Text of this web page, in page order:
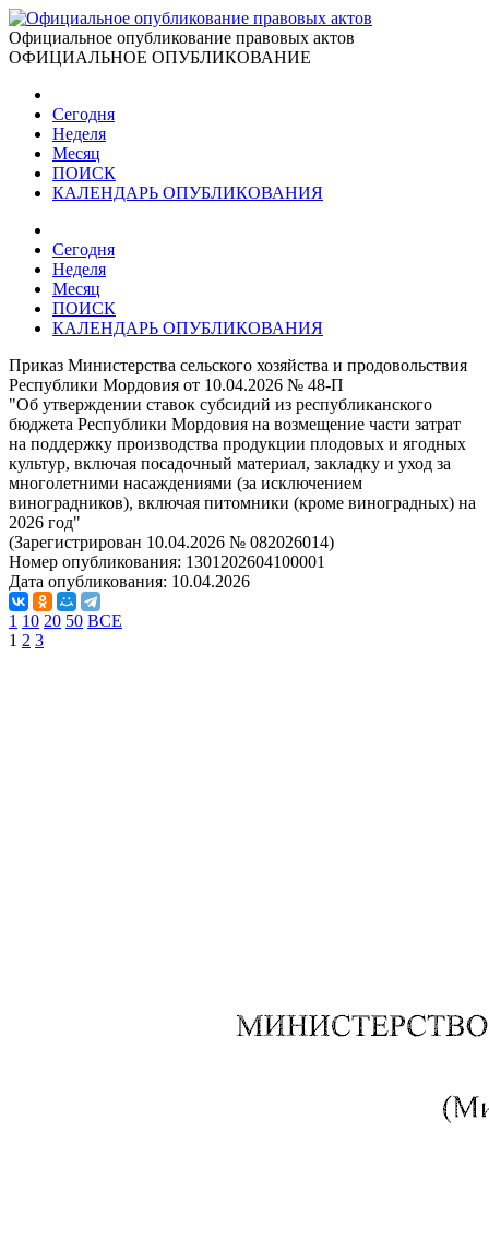
Официальное опубликование правовых актов
ОФИЦИАЛЬНОЕ ОПУБЛИКОВАНИЕ
Сегодня
Неделя
Месяц
ПОИСК
КАЛЕНДАРЬ ОПУБЛИКОВАНИЯ
Сегодня
Неделя
Месяц
ПОИСК
КАЛЕНДАРЬ ОПУБЛИКОВАНИЯ
Приказ Министерства сельского хозяйства и продовольствия
Республики Мордовия от 10.04.2026 № 48-П
"Об утверждении ставок субсидий из республиканского
бюджета Республики Мордовия на возмещение части затрат
на поддержку производства продукции плодовых и ягодных
культур, включая посадочный материал, закладку и уход за
многолетними насаждениями (за исключением
виноградников), включая питомники (кроме виноградных) на
2026 год"
(Зарегистрирован 10.04.2026 № 082026014)
Номер опубликования: 1301202604100001
Дата опубликования: 10.04.2026
1 10 20 50 ВСЕ
1 2 3